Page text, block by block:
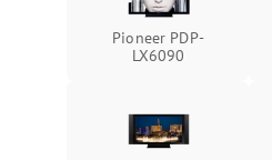
Pioneer PDP-
LX6090